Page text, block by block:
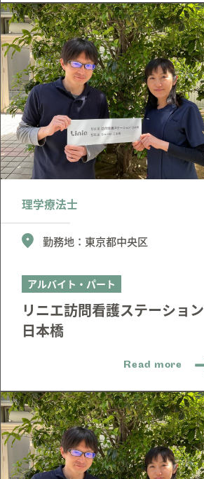
理学療法士
勤務地： 東京都中央区
アルバイト・パート
リニエ訪問看護ステーション
日本橋
Read more